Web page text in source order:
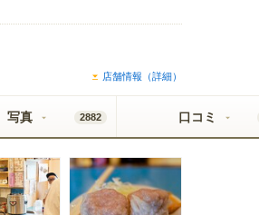
店舗情報（詳細）
写真 2882 口コミ